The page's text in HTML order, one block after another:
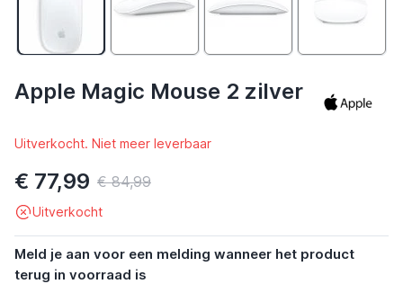
Apple Magic Mouse 2 zilver
Uitverkocht. Niet meer leverbaar
€ 77,99 € 84,99
Uitverkocht
Meld je aan voor een melding wanneer het product
terug in voorraad is